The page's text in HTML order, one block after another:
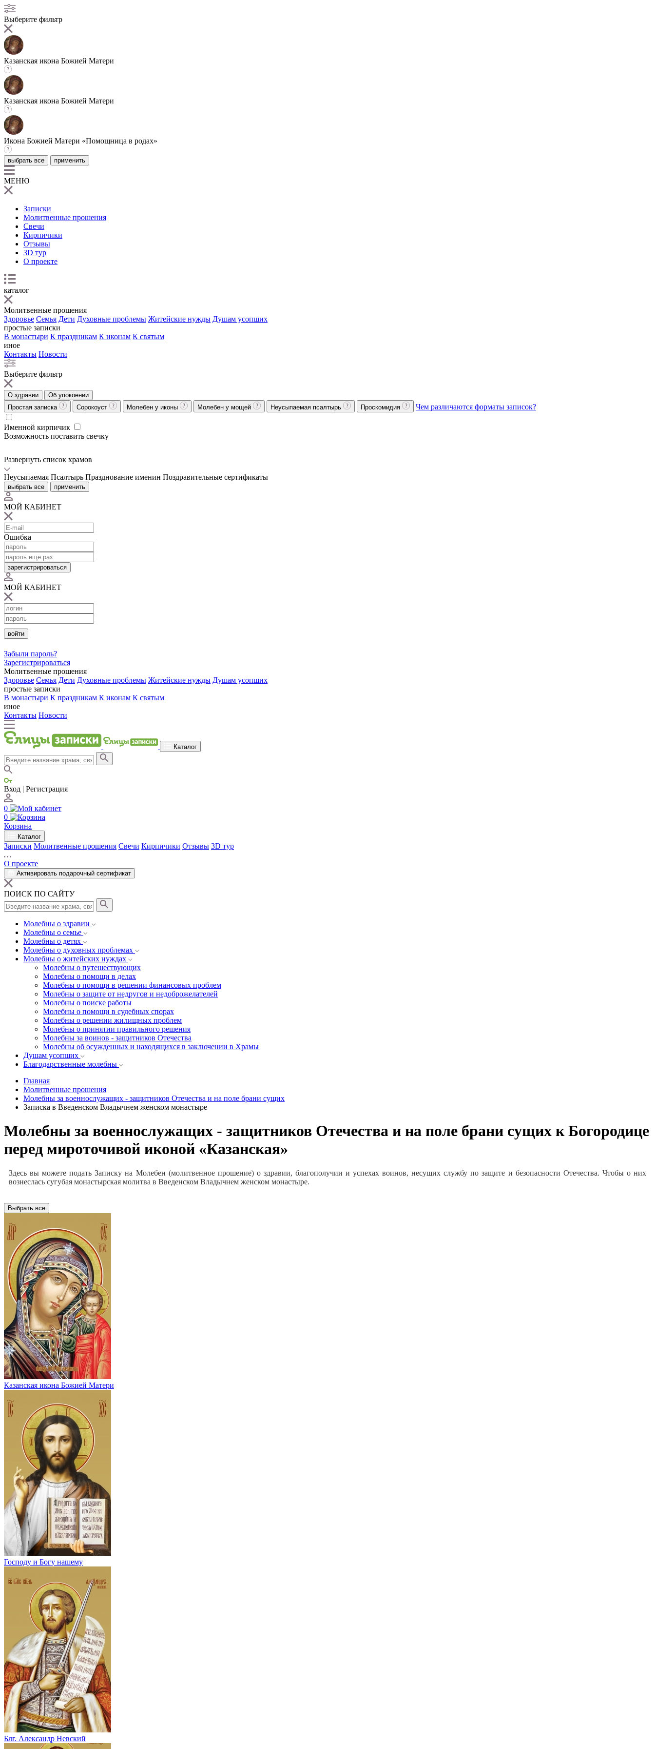
Выберите фильтр
Казанская икона Божией Матери
Казанская икона Божией Матери
Икона Божией Матери «Помощница в родах»
выбрать все применить
МЕНЮ
Записки
Молитвенные прошения
Свечи
Кирпичики
Отзывы
3D тур
О проекте
каталог
Молитвенные прошения
Здоровье Семья Дети Духовные проблемы Житейские нужды Душам усопших
простые записки
В монастыри К праздникам К иконам К святым
иное
Контакты Новости
Выберите фильтр
О здравии
Об упокоении
Простая записка
Сорокоуст Молебен у иконы Молебен у мощей Неусыпаемая псалтырь Проскомидия Чем различаются форматы записок?
Именной кирпичик
Возможность поставить свечку
Развернуть список храмов
Неусыпаемая Псалтырь Празднование именин Поздравительные сертификаты
выбрать все применить
МОЙ КАБИНЕТ
Ошибка
зарегистрироваться
МОЙ КАБИНЕТ
войти
Забыли пароль?
Зарегистрироваться
Молитвенные прошения
Здоровье Семья Дети Духовные проблемы Житейские нужды Душам усопших
простые записки
В монастыри К праздникам К иконам К святым
иное
Контакты Новости
Каталог
Вход | Регистрация
0
0
Корзина
Каталог
Записки Молитвенные прошения Свечи Кирпичики Отзывы 3D тур
О проекте
Активировать подарочный сертификат
ПОИСК ПО САЙТУ
Молебны о здравии
Молебны о семье
Молебны о детях
Молебны о духовных проблемах
Молебны о житейских нуждах
Молебны о путешествующих
Молебны о помощи в делах
Молебны о помощи в решении финансовых проблем
Молебны о защите от недругов и недоброжелателей
Молебны о поиске работы
Молебны о помощи в судебных спорах
Молебны о решении жилищных проблем
Молебны о принятии правильного решения
Молебны за воинов - защитников Отечества
Молебны об осужденных и находящихся в заключении в Храмы
Душам усопших
Благодарственные молебны
Главная
Молитвенные прошения
Молебны за военнослужащих - защитников Отечества и на поле брани сущих
Записка в Введенском Владычнем женском монастыре
Молебны за военнослужащих - защитников Отечества и на поле брани сущих к Богородице
перед мироточивой иконой «Казанская»
Здесь вы можете подать Записку на Молебен (молитвенное прошение) о здравии, благополучии и успехах воинов, несущих службу по защите и безопасности Отечества. Чтобы о них
вознеслась сугубая монастырская молитва в Введенском Владычнем женском монастыре.
Выбрать все
Казанская икона Божией Матери
Господу и Богу нашему
Блг. Александр Невский